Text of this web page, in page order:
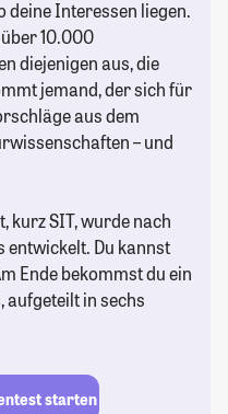
deine Interessen liegen.
10.000
diejenigen aus, die
jemand, der sich für
aus dem
– und
kurz SIT, wurde nach
Du kannst
Ende bekommst du ein
in sechs
starten